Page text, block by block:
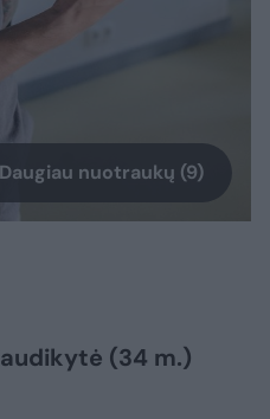
Daugiau nuotraukų (9)
(34 m.)